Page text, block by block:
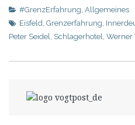
#GrenzErfahrung, Allgemeines
Eisfeld, Grenzerfahrung,
Peter Seidel, Schlagerhotel, Werner